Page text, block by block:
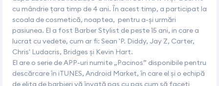
cu mândrie țara timp de 4 ani. În acest timp, a participat la
scoala de cosmetică, noaptea, pentru a-și urmări
pasiunea. El a fost Barber Stylist de peste 15 ani, in care a
lucrat cu vedete, cum ar fi: Sean 'P. Diddy, Jay Z, Carter,
Chris' Ludacris, Bridges și Kevin Hart.
El are o serie de APP-uri numite „Pacinos” disponibile pentru
descărcare în iTUNES, Android Market, în care el și o echipă
de elita de barbieri vă învață pas cu pas cum să faceți